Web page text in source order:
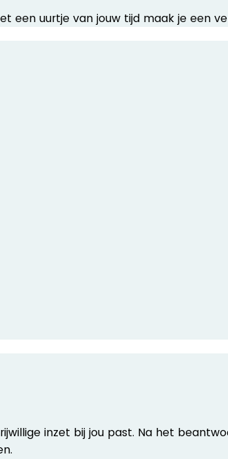
een uurtje van jouw tijd maak je een
inzet bij jou past. Na het